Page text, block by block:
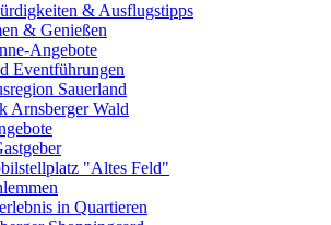
& Ausflugstipps
& Genießen
Angebote
Eventführungen
Sauerland
Arnsberger Wald
"Altes Feld"
in Quartieren